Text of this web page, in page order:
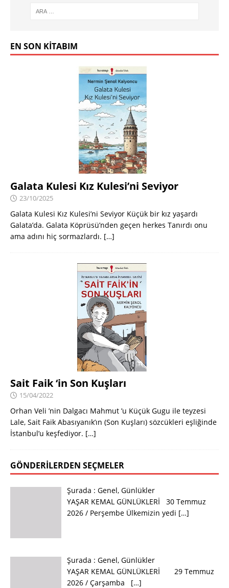
EN SON KITABIM
Galata Kulesi Kız Kulesi’ni Seviyor
23/10/2025
Galata Kulesi Kız Kulesi’ni Seviyor Küçük bir kız yaşardı
Galata’da. Galata Köprüsü’nden geçen herkes Tanırdı onu
ama adını hiç sormazlardı. […]
Sait Faik ‘in Son Kuşları
15/04/2022
Orhan Veli ’nin Dalgacı Mahmut ’u Küçük Gugu ile teyzesi
Lale, Sait Faik Abasıyanık’ın (Son Kuşları) sözcükleri eşliğinde
İstanbul’u keşfediyor. […]
GÖNDERILERDEN SEÇMELER
Şurada : Genel, Günlükler
YAŞAR KEMAL GÜNLÜKLERİ 30 Temmuz
2026 / Perşembe Ülkemizin yedi […]
Şurada : Genel, Günlükler
YAŞAR KEMAL GÜNLÜKLERİ 29 Temmuz
2026 / Çarşamba […]